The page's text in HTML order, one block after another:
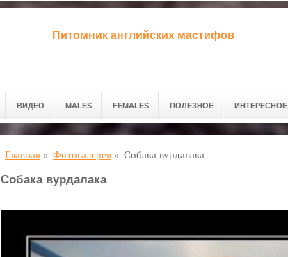
Питомник английских мастифов
ВИДЕО MALES FEMALES ПОЛЕЗНОЕ ИНТЕРЕСНОЕ
Главная » Фотогалерея » Собака вурдалака
Собака вурдалака